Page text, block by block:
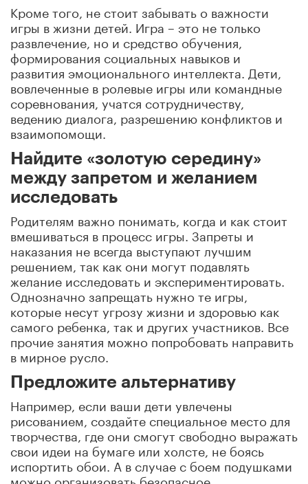
Кроме того, не стоит забывать о важности
игры в жизни детей. Игра – это не только
развлечение, но и средство обучения,
формирования социальных навыков и
развития эмоционального интеллекта. Дети,
вовлеченные в ролевые игры или командные
соревнования, учатся сотрудничеству,
ведению диалога, разрешению конфликтов и
взаимопомощи.
Найдите «золотую середину»
между запретом и желанием
исследовать
Родителям важно понимать, когда и как стоит
вмешиваться в процесс игры. Запреты и
наказания не всегда выступают лучшим
решением, так как они могут подавлять
желание исследовать и экспериментировать.
Однозначно запрещать нужно те игры,
которые несут угрозу жизни и здоровью как
самого ребенка, так и других участников. Все
прочие занятия можно попробовать направить
в мирное русло.
Предложите альтернативу
Например, если ваши дети увлечены
рисованием, создайте специальное место для
творчества, где они смогут свободно выражать
свои идеи на бумаге или холсте, не боясь
испортить обои. А в случае с боем подушками
можно организовать безопасное